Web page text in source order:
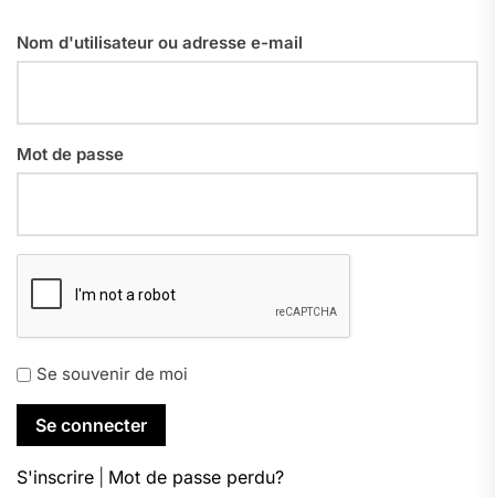
Nom d'utilisateur ou adresse e-mail
Mot de passe
Se souvenir de moi
S'inscrire Mot de passe perdu?